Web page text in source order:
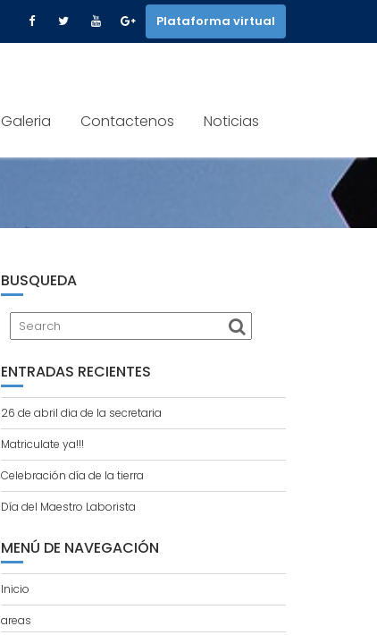
Plataforma virtual
Galeria Contactenos Noticias
BUSQUEDA
ENTRADAS RECIENTES
26 de abril dia de la secretaria
Matriculate ya!!!
Celebración día de la tierra
Día del Maestro Laborista
MENÚ DE NAVEGACIÓN
Inicio
areas